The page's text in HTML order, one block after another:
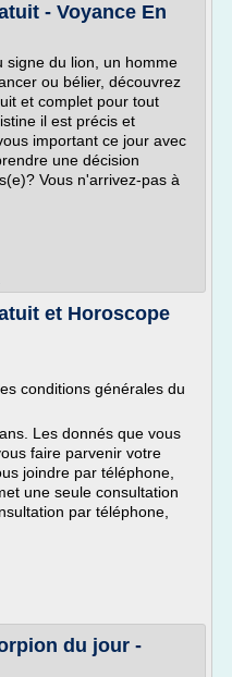
- Voyance En
signe du lion, un homme
ou bélier, découvrez
et complet pour tout
il est précis et
important ce jour avec
une décision
Vous n'arrivez-pas à
et Horoscope
conditions générales du
Les donnés que vous
faire parvenir votre
joindre par téléphone,
une seule consultation
par téléphone,
du jour -